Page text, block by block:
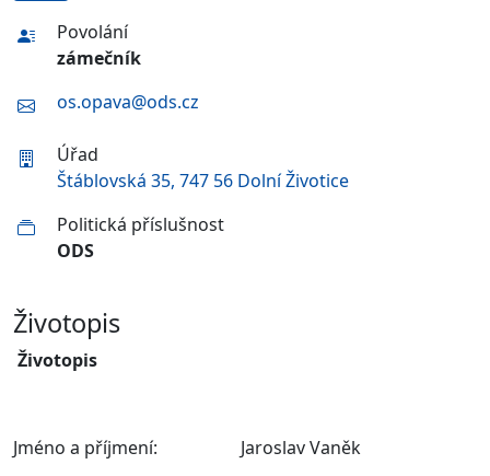
Povolání
zámečník
os.opava@ods.cz
Úřad
Štáblovská 35, 747 56 Dolní Životice
Politická příslušnost
ODS
Životopis
Životopis
Jméno a příjmení: Jaroslav Vaněk